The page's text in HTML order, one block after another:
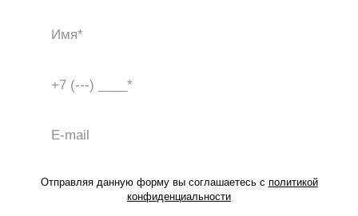
Отправляя данную форму вы соглашаетесь с политикой
конфиденциальности